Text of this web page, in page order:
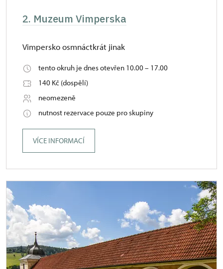
2. Muzeum Vimperska
Vimpersko osmnáctkrát jinak
tento okruh je dnes otevřen 10.00 – 17.00
140 Kč (dospělí)
neomezeně
nutnost rezervace pouze pro skupiny
VÍCE INFORMACÍ